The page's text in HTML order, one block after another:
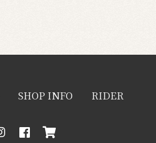
SHOP INFO RIDER